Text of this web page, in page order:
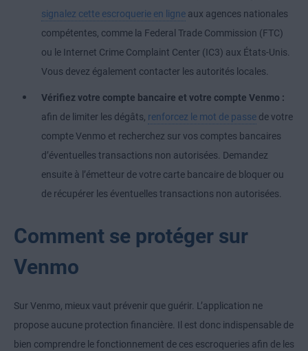
signalez cette escroquerie en ligne aux agences nationales
compétentes, comme la Federal Trade Commission (FTC)
ou le Internet Crime Complaint Center (IC3) aux États-Unis.
Vous devez également contacter les autorités locales.
Vérifiez votre compte bancaire et votre compte Venmo :
afin de limiter les dégâts, renforcez le mot de passe de votre
compte Venmo et recherchez sur vos comptes bancaires
d’éventuelles transactions non autorisées. Demandez
ensuite à l’émetteur de votre carte bancaire de bloquer ou
de récupérer les éventuelles transactions non autorisées.
Comment se protéger sur
Venmo
Sur Venmo, mieux vaut prévenir que guérir. L’application ne
propose aucune protection financière. Il est donc indispensable de
bien comprendre le fonctionnement de ces escroqueries afin de les